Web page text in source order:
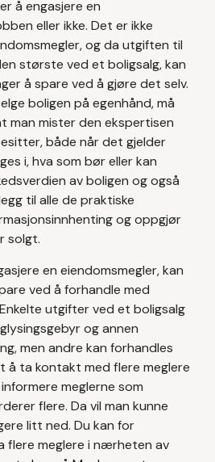
å engasjere en
eller ikke. Det er ikke
og da utgiften til
største ved et boligsalg, kan
å spare ved å gjøre det selv.
boligen på egenhånd, må
man mister den ekspertisen
både når det gjelder
i, hva som bør eller kan
av boligen og også
til alle de praktiske
og oppgjør
solgt.
en eiendomsmegler, kan
ved å forhandle med
utgifter ved et boligsalg
og annen
men andre kan forhandles
å ta kontakt med flere meglere
meglerne som
flere. Da vil man kunne
litt ned. Du kan for
flere meglere i nærheten av